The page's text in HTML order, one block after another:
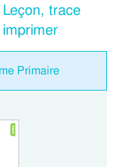
trace
Primaire